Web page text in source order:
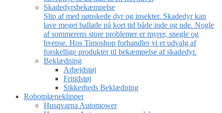
Skadedyrsbekæmpelse
Slip af med uønskede dyr og insekter. Skadedyr kan
lave meget ballade på kort tid både inde og ude. Nogle
af sommerens store problemer er myrer, snegle og
hvepse. Hos Timoshop forhandler vi et udvalg af
forskellige produkter til bekæmpelse af skadedyr.
Beklædning
Arbejdstøj
Fritidstøj
Sikkerheds Beklædning
Robotplæneklipper
Husqvarna Automower